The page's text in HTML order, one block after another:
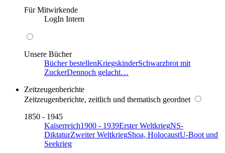
Für Mitwirkende
LogIn Intern
Unsere Bücher
Bücher bestellenKriegskinderSchwarzbrot mit
ZuckerDennoch gelacht…
Zeitzeugenberichte
Zeitzeugenberichte, zeitlich und thematisch geordnet
1850 - 1945
Kaiserreich1900 - 1939Erster WeltkriegNS-
DiktaturZweiter WeltkriegShoa, HolocaustU-Boot und
Seekrieg